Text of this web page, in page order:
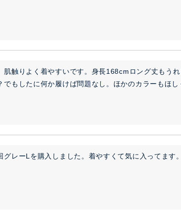
肌触りよく着やすいです。身長168cmロング丈もう
もしたに何か履けば問題なし。ほかのカラーもほし
レーLを購入しました。着やすくて気に入ってます。